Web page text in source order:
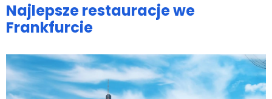
Najlepsze restauracje we
Frankfurcie